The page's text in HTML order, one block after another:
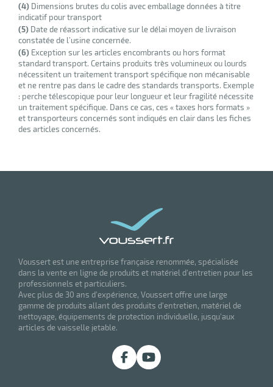
(4) Dimensions brutes du colis avec emballage données à titre
indicatif pour transport
(5) Date de réassort indicative sur le délai moyen de livraison
constatée de l’usine concernée.
(6) Exception sur les articles encombrants ou hors format
standard transport. Certains produits très volumineux ou lourds
nécessitent un traitement transport spécifique non mécanisable
et ne rentre pas dans le cadre des standards transports. Exemple
: perche télescopique pour leur longueur et leur fragilité nécessite
un traitement spécifique. Dans ce cas, ces « taxes hors formats »
et transporteurs concernés sont indiqués en clair dans les fiches
des articles concernés.
Voussert est une entreprise française renommée, spécialisée
dans la vente en ligne de produits et matériel d'entretien pour les
professionnels et particuliers.
Avec plus de 30 ans d'expérience, Voussert offre une large
gamme de produits allant des produits d'entretien, matériel de
nettoyage, équipements de protection individuelle, jusqu'aux
articles de vaisselle jetable.